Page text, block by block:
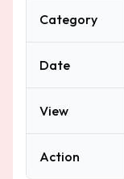
Category
Date
View
Action